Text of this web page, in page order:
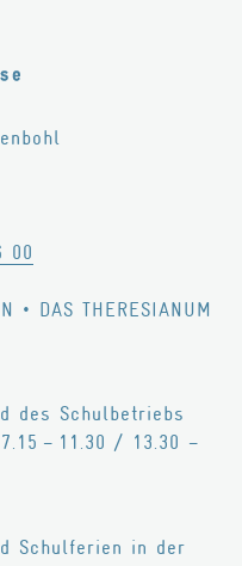
00
• DAS THERESIANUM
des Schulbetriebs
– 11.30 / 13.30 –
Schulferien in der